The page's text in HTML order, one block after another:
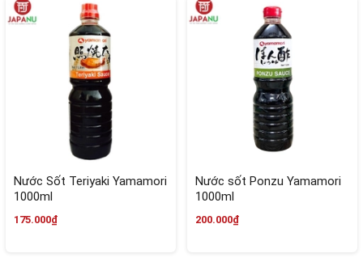
Nước Sốt Teriyaki Yamamori
1000ml
175.000₫
Nước sốt Ponzu Yamamori
1000ml
200.000₫